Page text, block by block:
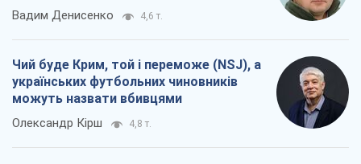
Вадим Денисенко 4,6 т.
Чий буде Крим, той і переможе (NSJ), а
українських футбольних чиновників
можуть назвати вбивцями
Олександр Кірш 4,8 т.